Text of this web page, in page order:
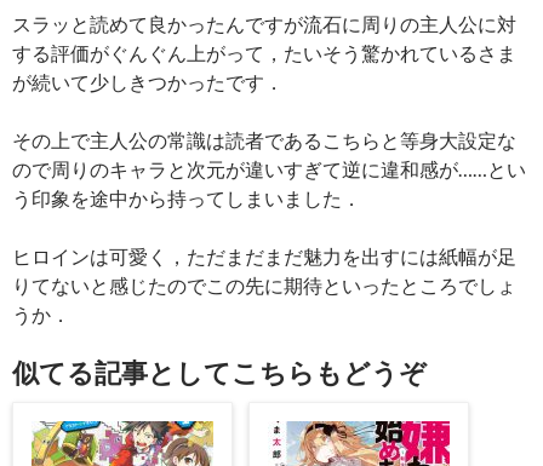
スラッと読めて良かったんですが流石に周りの主人公に対
する評価がぐんぐん上がって，たいそう驚かれているさま
が続いて少しきつかったです．
その上で主人公の常識は読者であるこちらと等身大設定な
ので周りのキャラと次元が違いすぎて逆に違和感が……とい
う印象を途中から持ってしまいました．
ヒロインは可愛く，ただまだまだ魅力を出すには紙幅が足
りてないと感じたのでこの先に期待といったところでしょ
うか．
似てる記事としてこちらもどうぞ